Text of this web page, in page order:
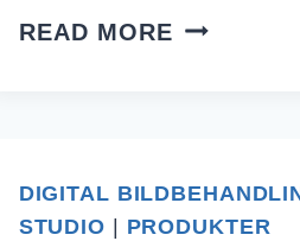
READ MORETYSTA
DIGITAL
STUDIO | PRODUKTER